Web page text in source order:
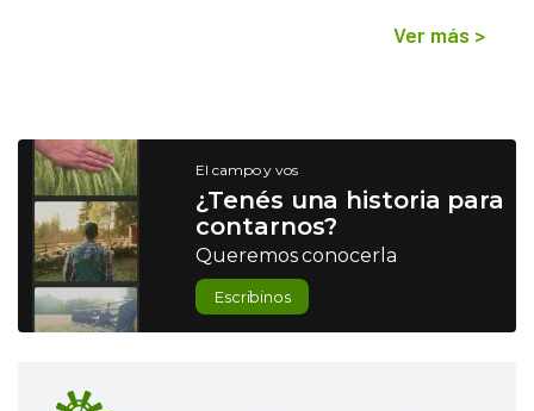
Ver más >
El campo y vos
¿Tenés una historia para
contarnos?
Queremos conocerla
Escribinos